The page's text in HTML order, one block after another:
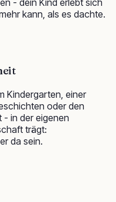
- dein Kind erlebt sich
kann, als es dachte.
Kindergarten, einer
oder den
- in der eigenen
trägt:
da sein.